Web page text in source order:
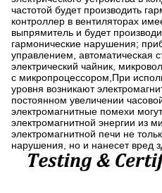
частотой будет производить
контроллер в вентиляторах
выпрямитель и будет
гармонические нарушения;
управлением, автоматическая
электрический чайник,
с микропроцессором,При
уровня возникают
постоянном увеличении
электромагнитные помехи
электромагнитной энергии из
электромагнитной печи не
нарушения, но и нанесет вред